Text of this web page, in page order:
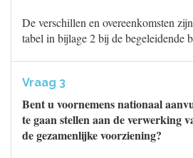
De verschillen en overeenkomsten
tabel in bijlage 2 bij de begeleidende
Vraag 3
Bent u voornemens nationaal
te gaan stellen aan de verwerking
de gezamenlijke voorziening?